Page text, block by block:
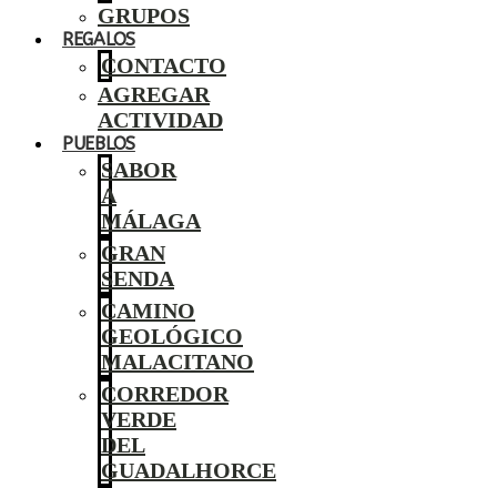
GRUPOS
REGALOS
CONTACTO
AGREGAR
ACTIVIDAD
PUEBLOS
SABOR
A
MÁLAGA
GRAN
SENDA
CAMINO
GEOLÓGICO
MALACITANO
CORREDOR
VERDE
DEL
GUADALHORCE